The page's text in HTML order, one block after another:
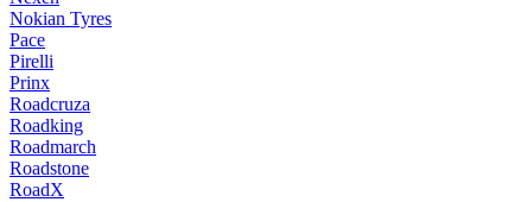
Nokian Tyres
Pace
Pirelli
Prinx
Roadcruza
Roadking
Roadmarch
Roadstone
RoadX